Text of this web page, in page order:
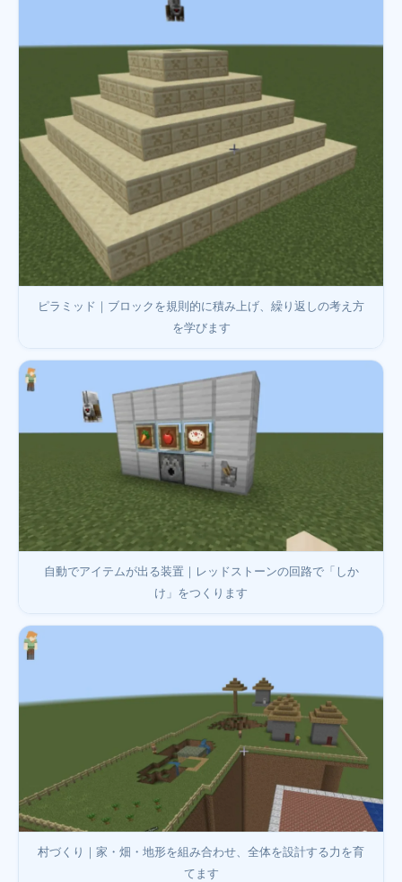
ピラミッド｜ブロックを規則的に積み上げ、繰り返しの考え方
を学びます
自動でアイテムが出る装置｜レッドストーンの回路で「しか
け」をつくります
村づくり｜家・畑・地形を組み合わせ、全体を設計する力を育
てます